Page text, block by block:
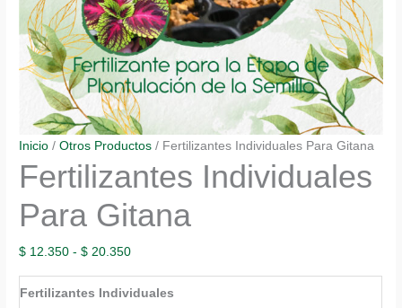
Inicio /Otros Productos / Fertilizantes Individuales Para Gitana
Fertilizantes Individuales
Para Gitana
$ 12.350 - $ 20.350Rango
de
precios:
Fertilizantes Individuales